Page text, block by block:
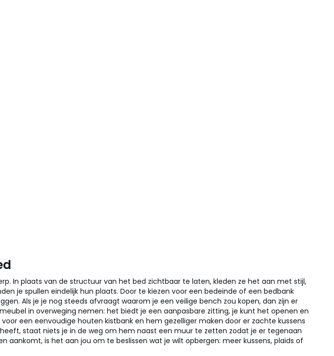
In plaats van de structuur van het bed zichtbaar te laten, kleden ze het aan met stijl,
je spullen eindelijk hun plaats. Door te kiezen voor een bedeinde of een bedbank
Als je je nog steeds afvraagt waarom je een veilige bench zou kopen, dan zijn er
in overweging nemen: het biedt je een aanpasbare zitting, je kunt het openen en
een eenvoudige houten kistbank en hem gezelliger maken door er zachte kussens
staat niets je in de weg om hem naast een muur te zetten zodat je er tegenaan
aankomt, is het aan jou om te beslissen wat je wilt opbergen: meer kussens, plaids of